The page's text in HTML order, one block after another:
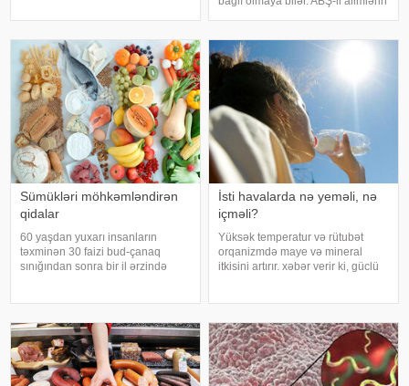
diqqətli olmalıdırlar.
Günvurmadan qorunma
bakteriyalar hələ ana bətnində
olarkən körpənin inkişafın
Sümükləri möhkəmləndirən
qidalar
60 yaşdan yuxarı insanların
təxminən 30 faizi bud-çanaq
sınığından sonra bir il ərzində
riskini azaltmaq üçün kalsium, D
vitamini, zülal
İsti havalarda nə yeməli, nə
içməli?
Yüksək temperatur və rütubət
orqanizmdə maye və mineral
itkisini artırır. xəbər verir ki, güclü
ürəkbulanma kimi hallara səbəb
ol